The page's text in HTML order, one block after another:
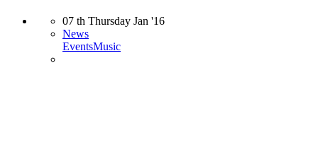
07 th Thursday Jan '16
News
EventsMusic